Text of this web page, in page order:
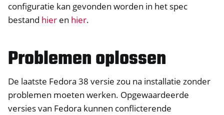
navigation of Nitrokey HSM 2
navigation of Nitrokey Start
navigation of NitroPad, NitroPC
navigation of NitroTelefoon, NitroTablet
configuratie kan gevonden worden in het spec
bestand hier en hier.
Problemen oplossen
De laatste Fedora 38 versie zou na installatie zonder
problemen moeten werken. Opgewaardeerde
versies van Fedora kunnen conflicterende